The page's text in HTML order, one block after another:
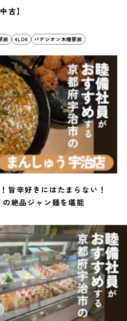
古】
前 4LDK
パデシオン木幡駅前
旨辛好きにはたまらない！
の絶品ジャン麺を堪能